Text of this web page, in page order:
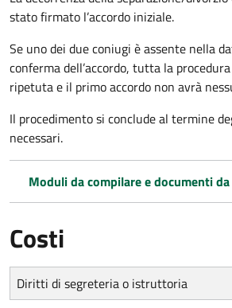
stato firmato l’accordo iniziale.
Se uno dei due coniugi è assente nella
conferma dell’accordo, tutta la
ripetuta e il primo accordo non avrà
Il procedimento si conclude al termine
necessari.
Moduli da compilare e documenti
Costi
Diritti di segreteria o istruttoria